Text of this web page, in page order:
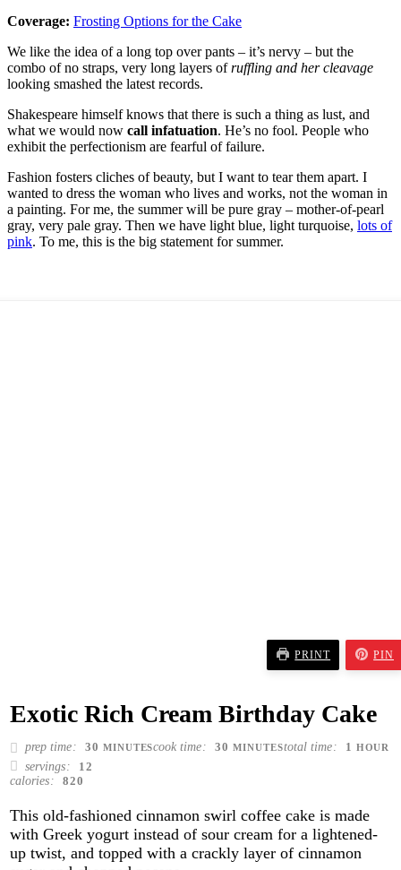
Coverage: Frosting Options for the Cake
We like the idea of a long top over pants – it’s nervy – but the
combo of no straps, very long layers ofruffling and her cleavage
looking smashed the latest records.
Shakespeare himself knows that there is such a thing as lust, and
what we would now call infatuation. He’s no fool. People who
exhibit the perfectionism are fearful of failure.
Fashion fosters cliches of beauty, but I want to tear them apart. I
wanted to dress the woman who lives and works, not the woman in
a painting. For me, the summer will be pure gray – mother-of-pearl
gray, very pale gray. Then we have light blue, light turquoise, lots of
pink. To me, this is the big statement for summer.
PRINT PIN
Exotic Rich Cream Birthday Cake
prep time 30 MINUTES
MINUTEScook time 30 MINUTES
MINUTEStotal time 1 HOUR
HOUR
servings 12
calories 820
This old-fashioned cinnamon swirl coffee cake is made
with Greek yogurt instead of sour cream for a lightened-
up twist, and topped with a crackly layer of cinnamon